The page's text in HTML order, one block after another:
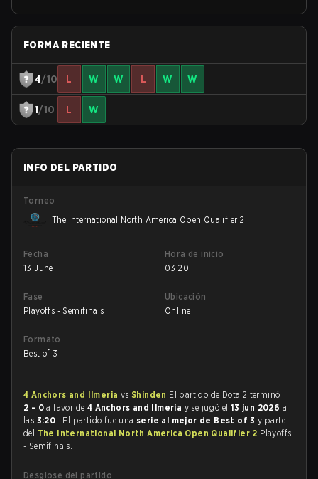
FORMA RECIENTE
4/10 L W W L W W
1/10 L W
INFO DEL PARTIDO
Torneo
The International North America Open Qualifier 2
Fecha
13 June
Hora de inicio
03:20
Fase
Playoffs - Semifinals
Ubicación
Online
Formato
Best of 3
4 Anchors and Ilmeria vs Shinden El partido de Dota 2 terminó
2 - 0 a favor de 4 Anchors and Ilmeria y se jugó el 13 jun 2026 a
las 3:20 . El partido fue una serie al mejor de Best of 3y parte
del The International North America Open Qualifier 2 Playoffs
- Semifinals.
Desglose del partido